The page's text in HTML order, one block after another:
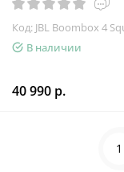
Код: JBL Boombox 4
В наличии
40 990 р.
1